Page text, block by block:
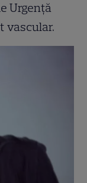
Urgență
vascular.